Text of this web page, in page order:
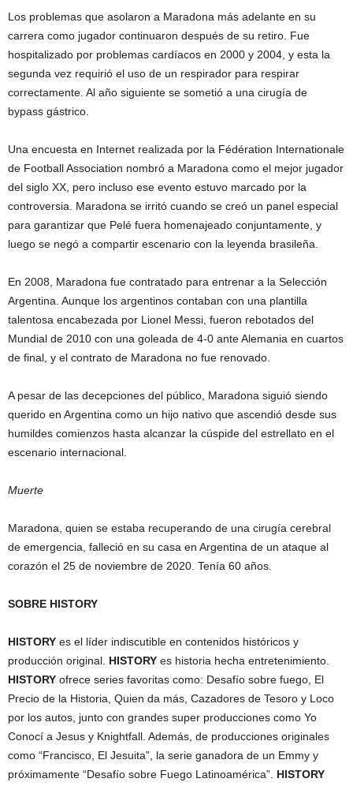
Los problemas que asolaron a Maradona más adelante en su
carrera como jugador continuaron después de su retiro. Fue
hospitalizado por problemas cardíacos en 2000 y 2004, y esta la
segunda vez requirió el uso de un respirador para respirar
correctamente. Al año siguiente se sometió a una cirugía de
bypass gástrico.
Una encuesta en Internet realizada por la Fédération Internationale
de Football Association nombró a Maradona como el mejor jugador
del siglo XX, pero incluso ese evento estuvo marcado por la
controversia. Maradona se irritó cuando se creó un panel especial
para garantizar que Pelé fuera homenajeado conjuntamente, y
luego se negó a compartir escenario con la leyenda brasileña.
En 2008, Maradona fue contratado para entrenar a la Selección
Argentina. Aunque los argentinos contaban con una plantilla
talentosa encabezada por Lionel Messi, fueron rebotados del
Mundial de 2010 con una goleada de 4-0 ante Alemania en cuartos
de final, y el contrato de Maradona no fue renovado.
A pesar de las decepciones del público, Maradona siguió siendo
querido en Argentina como un hijo nativo que ascendió desde sus
humildes comienzos hasta alcanzar la cúspide del estrellato en el
escenario internacional.
Muerte
Maradona, quien se estaba recuperando de una cirugía cerebral
de emergencia, falleció en su casa en Argentina de un ataque al
corazón el 25 de noviembre de 2020. Tenía 60 años.
SOBRE HISTORY
HISTORY es el líder indiscutible en contenidos históricos y
producción original. HISTORY es historia hecha entretenimiento.
HISTORY ofrece series favoritas como: Desafío sobre fuego, El
Precio de la Historia, Quien da más, Cazadores de Tesoro y Loco
por los autos, junto con grandes super producciones como Yo
Conocí a Jesus y Knightfall. Además, de producciones originales
como “Francisco, El Jesuita”, la serie ganadora de un Emmy y
próximamente “Desafío sobre Fuego Latinoamérica”. HISTORY